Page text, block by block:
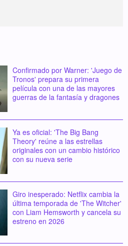
Confirmado por Warner: 'Juego de
Tronos' prepara su primera
película con una de las mayores
guerras de la fantasía y dragones
Ya es oficial: 'The Big Bang
Theory' reúne a las estrellas
originales con un cambio histórico
con su nueva serie
Giro inesperado: Netflix cambia la
última temporada de 'The Witcher'
con Liam Hemsworth y cancela su
estreno en 2026